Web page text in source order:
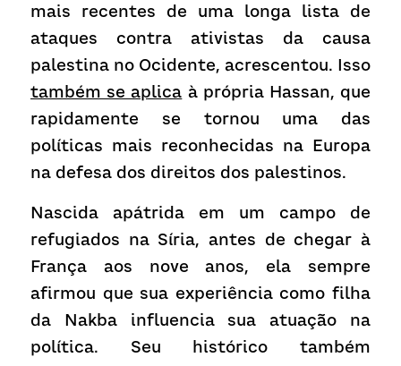
mais recentes de uma longa lista de
ataques contra ativistas da causa
também se aplica à própria Hassan, que
rapidamente se tornou uma das
políticas mais reconhecidas na Europa
na defesa dos direitos dos palestinos.
Nascida apátrida em um campo de
refugiados na Síria, antes de chegar à
França aos nove anos, ela sempre
afirmou que sua experiência como filha
da Nakba influencia sua atuação na
política. Seu histórico também